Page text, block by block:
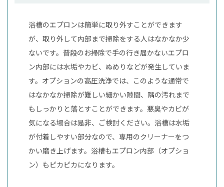
浴槽のエプロンは簡単に取り外すことができます
が、取り外して内部まで掃除をする人はなかなか少
ないです。普段のお掃除で手の行き届かないエプロ
ン内部には水垢やカビ、ぬめりなどが発生していま
す。オプションの高圧洗浄では、このような通常で
はなかなか掃除が難しい細かい隙間、隅の汚れまで
もしっかりと落とすことができます。悪臭やカビが
気になる場合は是非、ご検討ください。浴槽は水垢
が付着しやすい部分なので、専用のクリーナーをつ
かい磨き上げます。浴槽もエプロン内部（オプショ
ン）もピカピカになります。